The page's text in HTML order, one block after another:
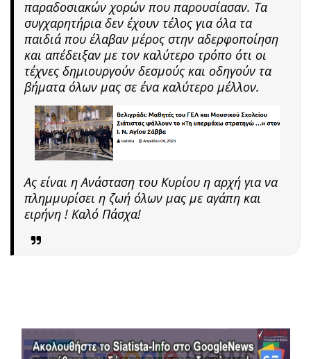
παραδοσιακών χορών που παρουσίασαν. Τα
συγχαρητήρια δεν έχουν τέλος για όλα τα
παιδιά που έλαβαν μέρος στην αδερφοποίηση
και απέδειξαν με τον καλύτερο τρόπο ότι οι
τέχνες δημιουργούν δεσμούς και οδηγούν τα
βήματα όλων μας σε ένα καλύτερο μέλλον.
Ας είναι η Ανάσταση του Κυρίου η αρχή για να
πλημμυρίσει η ζωή όλων μας με αγάπη και
ειρήνη ! Καλό Πάσχα!